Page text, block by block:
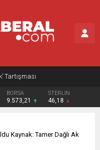
Tartışması
BORSA
9.573,21
STERLIN
46,18
Kaynak: Tamer Dağlı Ak